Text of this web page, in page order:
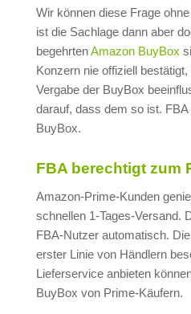
Wir können diese Frage
ist die Sachlage dann aber
begehrtenAmazon BuyBox
Konzern nie offiziell
Vergabe der BuyBox
darauf, dass dem so ist.
BuyBox.
FBA berechtigt zum
Amazon-Prime-Kunden
schnellen 1-Tages-Versand.
FBA-Nutzer automatisch.
erster Linie von Händlern
Lieferservice anbieten
BuyBox von Prime-Käufern.